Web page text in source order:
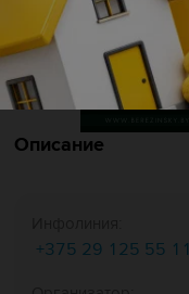
Описание
+375 29 125 55 11